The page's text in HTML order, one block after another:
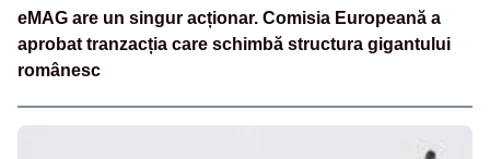
eMAG are un singur acționar. Comisia Europeană a
aprobat tranzacția care schimbă structura gigantului
românesc